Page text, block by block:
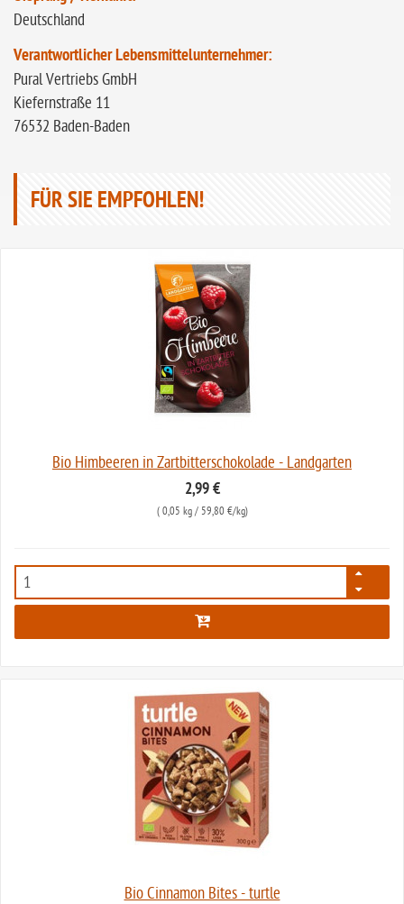
Deutschland
Verantwortlicher Lebensmittelunternehmer:
Pural Vertriebs GmbH
Kiefernstraße 11
76532 Baden-Baden
FÜR SIE EMPFOHLEN!
Bio Himbeeren in Zartbitterschokolade - Landgarten
2,99 €
( 0,05 kg/ 59,80 €/kg)
2236
Bio Cinnamon Bites - turtle